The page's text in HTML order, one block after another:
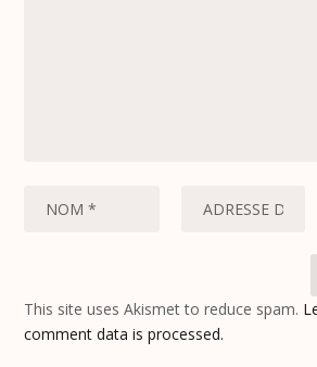
This site uses Akismet to reduce spam.
comment data is processed.